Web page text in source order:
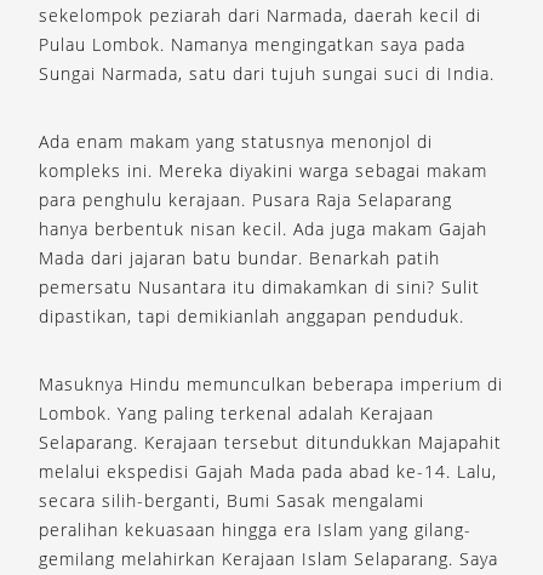
sekelompok peziarah dari Narmada, daerah kecil di
Pulau Lombok. Namanya mengingatkan saya pada
Sungai Narmada, satu dari tujuh sungai suci di India.
Ada enam makam yang statusnya menonjol di
kompleks ini. Mereka diyakini warga sebagai makam
para penghulu kerajaan. Pusara Raja Selaparang
hanya berbentuk nisan kecil. Ada juga makam Gajah
Mada dari jajaran batu bundar. Benarkah patih
pemersatu Nusantara itu dimakamkan di sini? Sulit
dipastikan, tapi demikianlah anggapan penduduk.
Masuknya Hindu memunculkan beberapa imperium di
Lombok. Yang paling terkenal adalah Kerajaan
Selaparang. Kerajaan tersebut ditundukkan Majapahit
melalui ekspedisi Gajah Mada pada abad ke-14. Lalu,
secara silih-berganti, Bumi Sasak mengalami
peralihan kekuasaan hingga era Islam yang gilang-
gemilang melahirkan Kerajaan Islam Selaparang. Saya